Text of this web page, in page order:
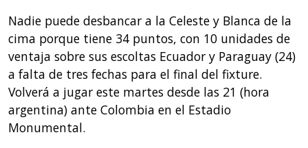
Nadie puede desbancar a la Celeste y Blanca de la
cima porque tiene 34 puntos, con 10 unidades de
ventaja sobre sus escoltas Ecuador y Paraguay (24)
a falta de tres fechas para el final del fixture.
Volverá a jugar este martes desde las 21 (hora
argentina) ante Colombia en el Estadio
Monumental.